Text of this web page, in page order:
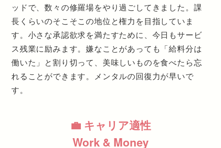
ッドで、数々の修羅場をやり過ごしてきました。課
長くらいのそこそこの地位と権力を目指していま
す。小さな承認欲求を満たすために、今日もサービ
ス残業に励みます。嫌なことがあっても「給料分は
働いた」と割り切って、美味しいものを食べたら忘
れることができます。メンタルの回復力が早いで
す。
💼 キャリア適性
Work & Money